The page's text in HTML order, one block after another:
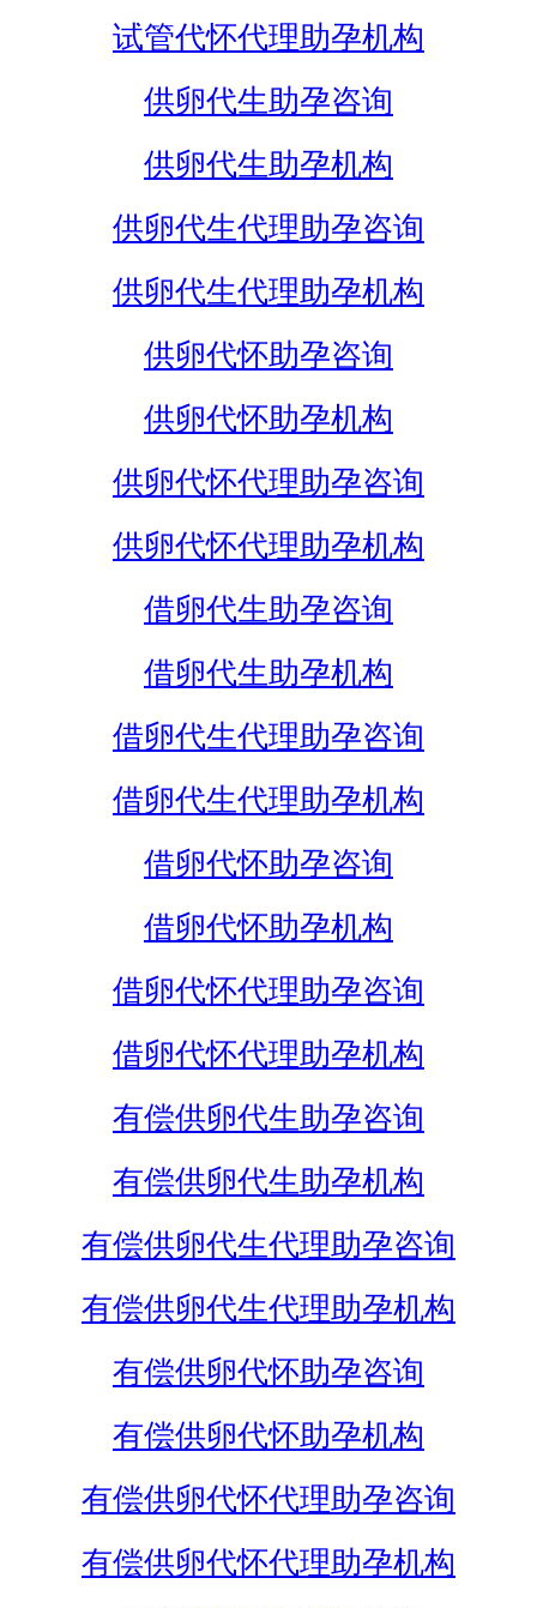
试管代怀代理助孕机构
供卵代生助孕咨询
供卵代生助孕机构
供卵代生代理助孕咨询
供卵代生代理助孕机构
供卵代怀助孕咨询
供卵代怀助孕机构
供卵代怀代理助孕咨询
供卵代怀代理助孕机构
借卵代生助孕咨询
借卵代生助孕机构
借卵代生代理助孕咨询
借卵代生代理助孕机构
借卵代怀助孕咨询
借卵代怀助孕机构
借卵代怀代理助孕咨询
借卵代怀代理助孕机构
有偿供卵代生助孕咨询
有偿供卵代生助孕机构
有偿供卵代生代理助孕咨询
有偿供卵代生代理助孕机构
有偿供卵代怀助孕咨询
有偿供卵代怀助孕机构
有偿供卵代怀代理助孕咨询
有偿供卵代怀代理助孕机构